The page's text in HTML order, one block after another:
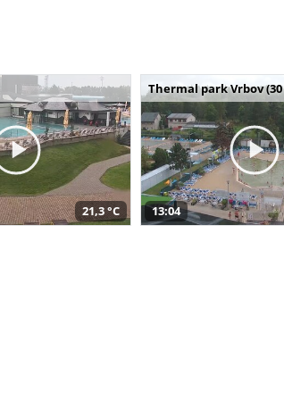
21,3 °C
Thermal park Vrbov
13:04